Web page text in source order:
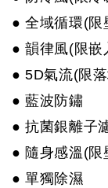
● 全域循環(限
● 韻律風(限嵌
● 5D氣流(限
● 藍波防鏽
● 抗菌銀離子
● 隨身感溫(限
● 單獨除濕